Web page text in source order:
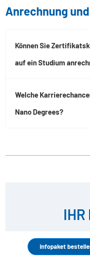
Infopaket
Anrechnung
Können Sie
auf ein Studium
Welche
Nano Degrees?
IHR
Fragen? Wir sind